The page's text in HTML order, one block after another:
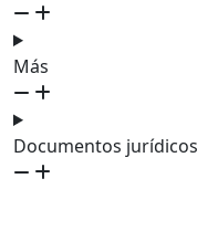
Más
Documentos jurídicos